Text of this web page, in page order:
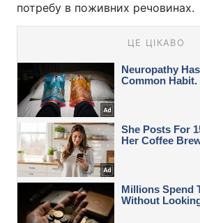
потребу в поживних речовинах.